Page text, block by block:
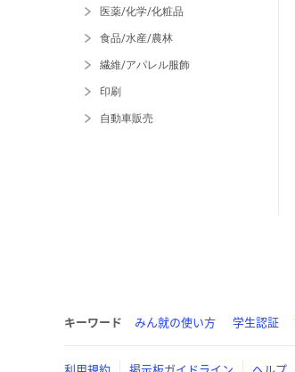
医薬/化学/化粧品
食品/水産/農林
繊維/アパレル服飾
印刷
自動車販売
キーワード みん就の使い方 学生認証